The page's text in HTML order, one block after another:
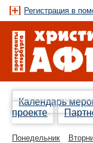
Регистрация в
Календарь
проекте
Понедельник